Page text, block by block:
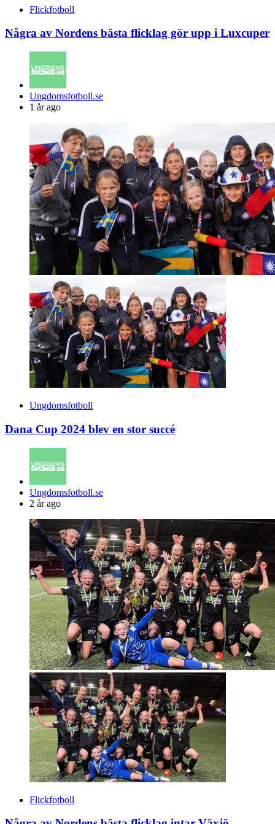
Flickfotboll
Några av Nordens bästa flicklag gör upp i Luxcuper
Posted
by
Ungdomsfotboll.se
1 år ago
Ungdomsfotboll
Dana Cup 2024 blev en stor succé
Posted
by
Ungdomsfotboll.se
2 år ago
Flickfotboll